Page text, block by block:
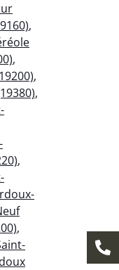
,
,
,
,
,
,